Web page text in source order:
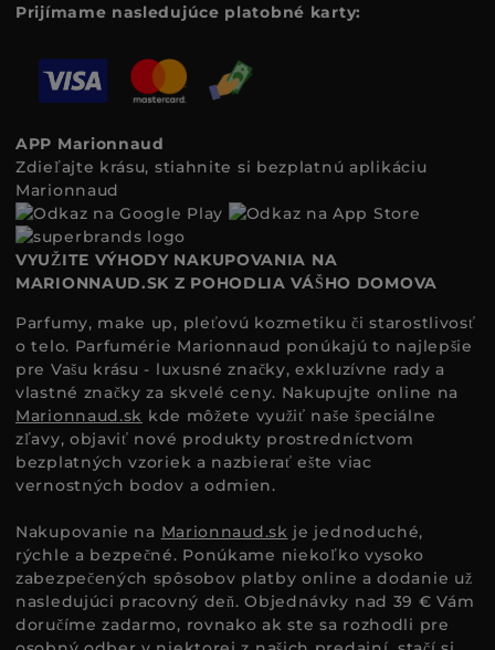
Prijímame nasledujúce platobné karty:
APP Marionnaud
Zdieľajte krásu, stiahnite si bezplatnú aplikáciu
Marionnaud
VYUŽITE VÝHODY NAKUPOVANIA NA
MARIONNAUD.SK Z POHODLIA VÁŠHO DOMOVA
Parfumy, make up, pleťovú kozmetiku či starostlivosť
o telo. Parfumérie Marionnaud ponúkajú to najlepšie
pre Vašu krásu - luxusné značky, exkluzívne rady a
vlastné značky za skvelé ceny. Nakupujte online na
Marionnaud.sk kde môžete využiť naše špeciálne
zľavy, objaviť nové produkty prostredníctvom
bezplatných vzoriek a nazbierať ešte viac
vernostných bodov a odmien.
Nakupovanie na Marionnaud.sk je jednoduché,
rýchle a bezpečné. Ponúkame niekoľko vysoko
zabezpečených spôsobov platby online a dodanie už
nasledujúci pracovný deň. Objednávky nad 39 € Vám
doručíme zadarmo, rovnako ak ste sa rozhodli pre